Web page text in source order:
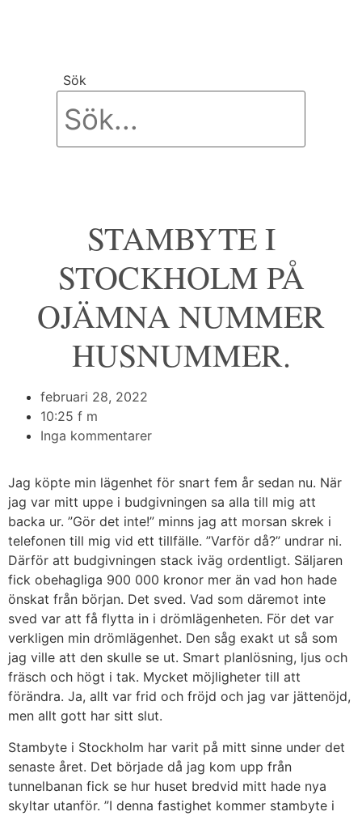
Sök
STAMBYTE I
STOCKHOLM PÅ
OJÄMNA NUMMER
HUSNUMMER.
februari 28, 2022
10:25 f m
Inga kommentarer
Jag köpte min lägenhet för snart fem år sedan nu. När
jag var mitt uppe i budgivningen sa alla till mig att
backa ur. ”Gör det inte!” minns jag att morsan skrek i
telefonen till mig vid ett tillfälle. ”Varför då?” undrar ni.
Därför att budgivningen stack iväg ordentligt. Säljaren
fick obehagliga 900 000 kronor mer än vad hon hade
önskat från början. Det sved. Vad som däremot inte
sved var att få flytta in i drömlägenheten. För det var
verkligen min drömlägenhet. Den såg exakt ut så som
jag ville att den skulle se ut. Smart planlösning, ljus och
fräsch och högt i tak. Mycket möjligheter till att
förändra. Ja, allt var frid och fröjd och jag var jättenöjd,
men allt gott har sitt slut.
Stambyte i Stockholm har varit på mitt sinne under det
senaste året. Det började då jag kom upp från
tunnelbanan fick se hur huset bredvid mitt hade nya
skyltar utanför. ”I denna fastighet kommer stambyte i